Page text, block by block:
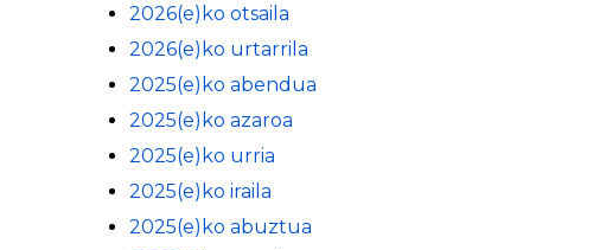
2026(e)ko otsaila
2026(e)ko urtarrila
2025(e)ko abendua
2025(e)ko azaroa
2025(e)ko urria
2025(e)ko iraila
2025(e)ko abuztua